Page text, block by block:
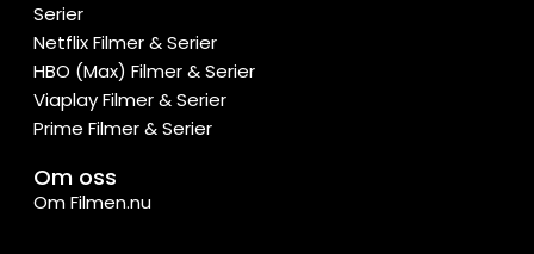
Serier
Netflix Filmer & Serier
HBO (Max) Filmer & Serier
Viaplay Filmer & Serier
Prime Filmer & Serier
Om oss
Om Filmen.nu